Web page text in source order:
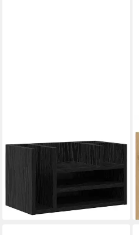
Organizer Schreibtisch
Organizer Schwarz Eichen-
Optik 44,5 x 24 x 25 cm (1
lieferbar - in 4-5 Werktagen bei dir